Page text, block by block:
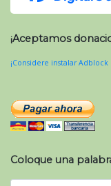
¡Aceptamos
¡Considere instalar Adblock
Coloque una